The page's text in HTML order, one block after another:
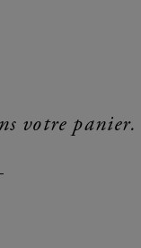
votre panier.